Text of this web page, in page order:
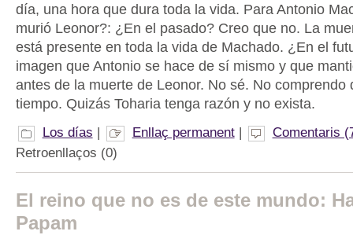
día, una hora que dura toda la vida. Para Antonio
murió Leonor?: ¿En el pasado? Creo que no. La
está presente en toda la vida de Machado. ¿En el
imagen que Antonio se hace de sí mismo y que
antes de la muerte de Leonor. No sé. No comprendo
tiempo. Quizás Toharia tenga razón y no exista.
Los días Enllaç permanent|
Comentaris
Retroenllaços (0)
El reino que no es de este mundo:
Papam